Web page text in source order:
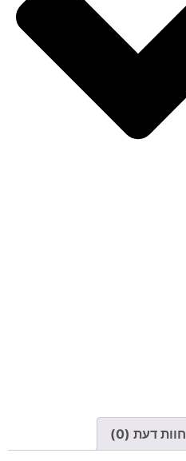
חוות דעת (0)